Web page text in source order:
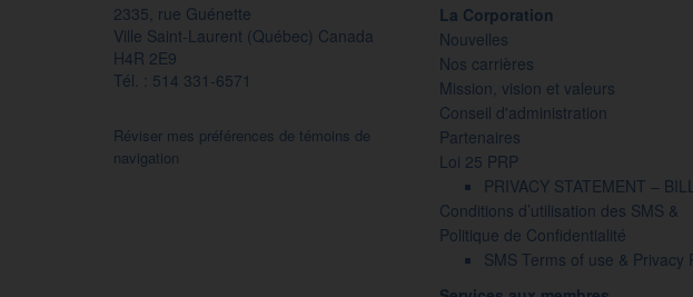
2335, rue Guénette
Ville Saint-Laurent (Québec) Canada
H4R 2E9
Tél. : 514 331-6571
Réviser mes préférences de témoins de
navigation
La Corporation
Nouvelles
Nos carrières
Mission, vision et valeurs
Conseil d'administration
Partenaires
Loi 25 PRP
PRIVACY STATEMENT –
Conditions d’utilisation des SMS &
Politique de Confidentialité
SMS Terms of use & Privacy